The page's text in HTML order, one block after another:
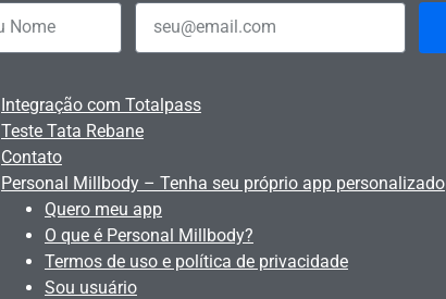
Integração com Totalpass
Teste Tata Rebane
Contato
Personal Millbody – Tenha seu próprio app personalizado
Quero meu app
O que é Personal Millbody?
Termos de uso e política de privacidade
Sou usuário